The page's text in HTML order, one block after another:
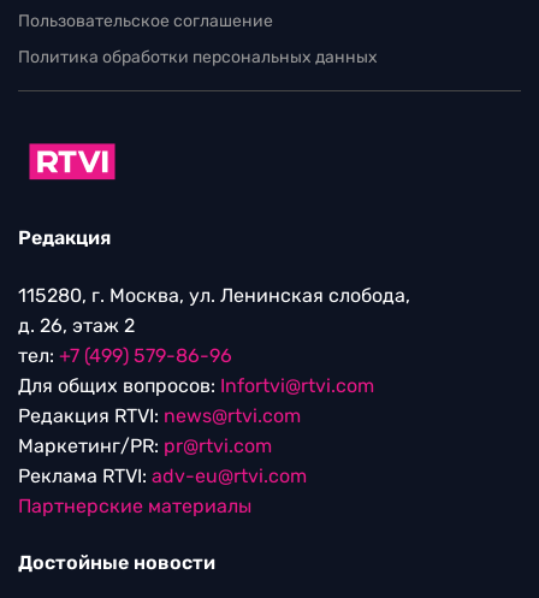
Пользовательское соглашение
Политика обработки персональных данных
Редакция
115280, г. Москва, ул. Ленинская слобода,
д. 26, этаж 2
тел: +7 (499) 579-86-96
Для общих вопросов: Infortvi@rtvi.com
Редакция RTVI: news@rtvi.com
Маркетинг/PR: pr@rtvi.com
Реклама RTVI: adv-eu@rtvi.com
Партнерские материалы
Достойные новости